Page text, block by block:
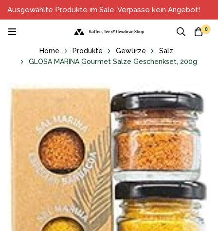
Ausgewählte Produkte im Sale. Verpasse kein Angebot!
0
Home Produkte Gewürze
Salz
GLOSA MARINA Gourmet Salze Geschenkset, 200g